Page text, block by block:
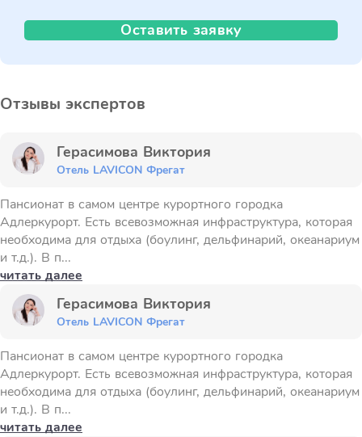
Оставить заявку
Отзывы экспертов
Герасимова Виктория
Отель LAVICON Фрегат
Пансионат в самом центре курортного городка
Адлеркурорт. Есть всевозможная инфраструктура, которая
необходима для отдыха (боулинг, дельфинарий, океанариум
и т.д.). В п...
читать далее
Герасимова Виктория
Отель LAVICON Фрегат
Пансионат в самом центре курортного городка
Адлеркурорт. Есть всевозможная инфраструктура, которая
необходима для отдыха (боулинг, дельфинарий, океанариум
и т.д.). В п...
читать далее